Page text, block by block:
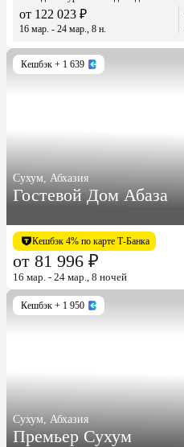
от 122 023 ₽
16 мар. - 24 мар., 8 н.
Кешбэк + 1 639
Сухум, Абхазия
Гостевой Дом Абаза
Кешбэк 4% по карте Т-Банка
от 81 996 ₽
16 мар. - 24 мар., 8 ночей
Кешбэк + 1 950
Сухум, Абхазия
Премьер Сухум